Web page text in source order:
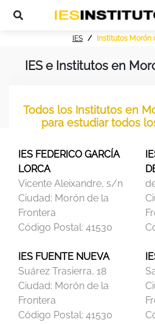
IES Institutos Morón
IES e Institutos en
Todos los Institutos en
para estudiar todos
IES FEDERICO GARCÍA
LORCA
Vicente Aleixandre, s/n
Ciudad: Morón de la
Frontera
Código Postal: 41530
IES FUENTE NUEVA
Suárez Trasierra, 18
Ciudad: Morón de la
Frontera
Código Postal: 41530